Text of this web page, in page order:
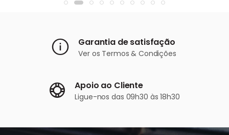
Garantia de satisfação
Ver os Termos & Condições
Apoio ao Cliente
Ligue-nos das 09h30 às 18h30